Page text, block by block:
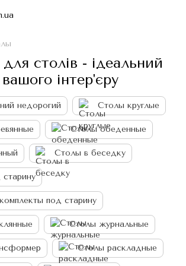
для столів - ідеальний
інтер'єру
недорогий Столы круглые
Столы обеденные
Столы в беседку
под старину
Столы журнальные
Столы раскладные